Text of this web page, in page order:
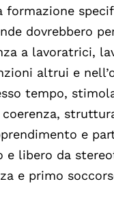
dovrebbero
a lavoratrici,
altrui e
tempo,
e
e libero da
e primo